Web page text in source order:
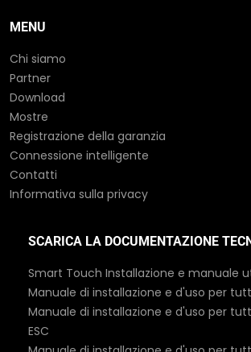
MENU
Chi siamo
Partner
Download
Mostre
Registrazione della garanzia
Connessione intelligente
Contatti
Informativa sulla privacy
SCARICA LA DOCUMENTAZIONE
Smart Touch Installazione e manuale
Manuale di installazione e d'uso per
Manuale di installazione e d'uso per
ESC